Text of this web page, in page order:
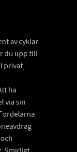
av cyklar
du upp till
privat,
ha
via sin